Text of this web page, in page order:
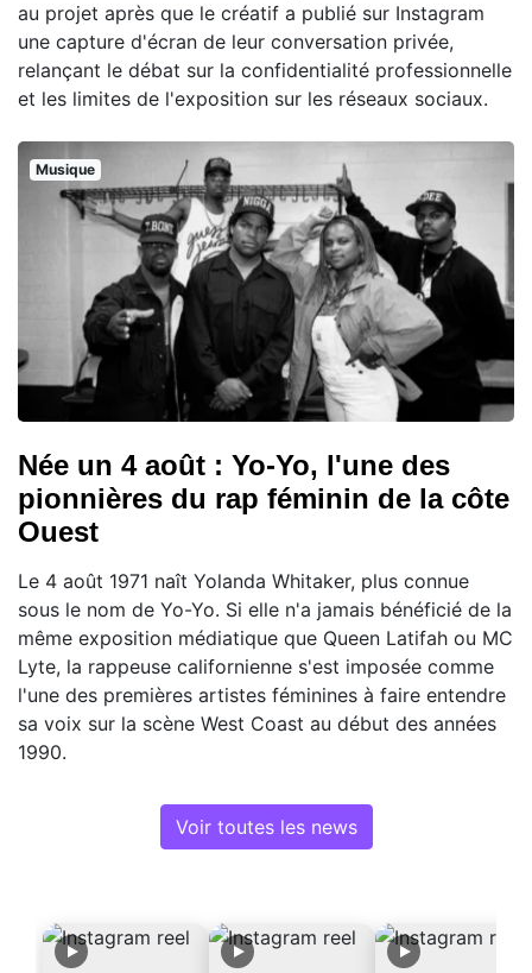
au projet après que le créatif a publié sur Instagram
une capture d'écran de leur conversation privée,
relançant le débat sur la confidentialité professionnelle
et les limites de l'exposition sur les réseaux sociaux.
Musique
Née un 4 août : Yo-Yo, l'une des
pionnières du rap féminin de la côte
Ouest
Le 4 août 1971 naît Yolanda Whitaker, plus connue
sous le nom de Yo-Yo. Si elle n'a jamais bénéficié de la
même exposition médiatique que Queen Latifah ou MC
Lyte, la rappeuse californienne s'est imposée comme
l'une des premières artistes féminines à faire entendre
sa voix sur la scène West Coast au début des années
1990.
Voir toutes les news